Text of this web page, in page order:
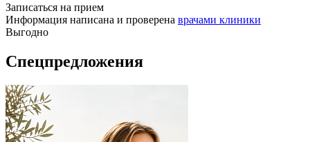
Записаться на прием
Информация написана и проверена врачами клиники
Выгодно
Спецпредложения